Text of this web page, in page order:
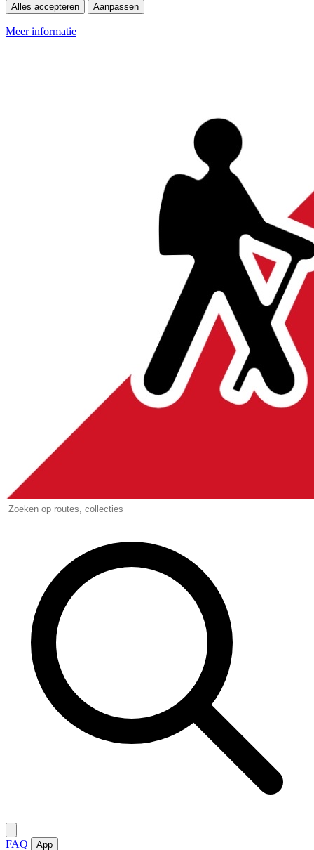
Alles accepteren Aanpassen
Meer informatie
FAQ App